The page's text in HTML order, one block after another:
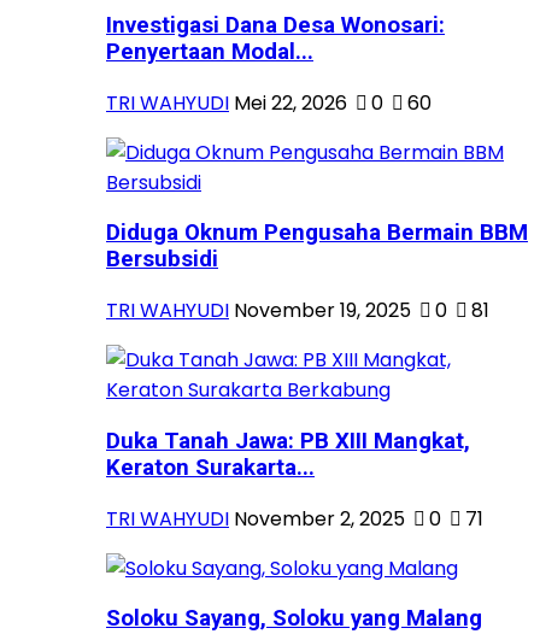
Investigasi Dana Desa Wonosari:
Penyertaan Modal...
TRI WAHYUDI Mei 22, 2026 0 60
Diduga Oknum Pengusaha Bermain BBM
Bersubsidi
TRI WAHYUDI November 19, 2025 0 81
Duka Tanah Jawa: PB XIII Mangkat,
Keraton Surakarta...
TRI WAHYUDI November 2, 2025 0 71
Soloku Sayang, Soloku yang Malang